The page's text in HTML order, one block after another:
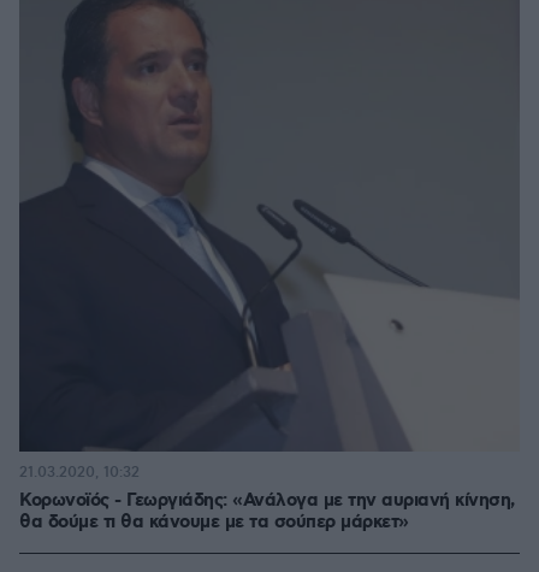
Κορωνοϊός - Γεωργιάδης: «Ανάλογα με την αυριανή κίνηση,
θα δούμε τι θα κάνουμε με τα σούπερ μάρκετ»
21.03.2020, 10:32